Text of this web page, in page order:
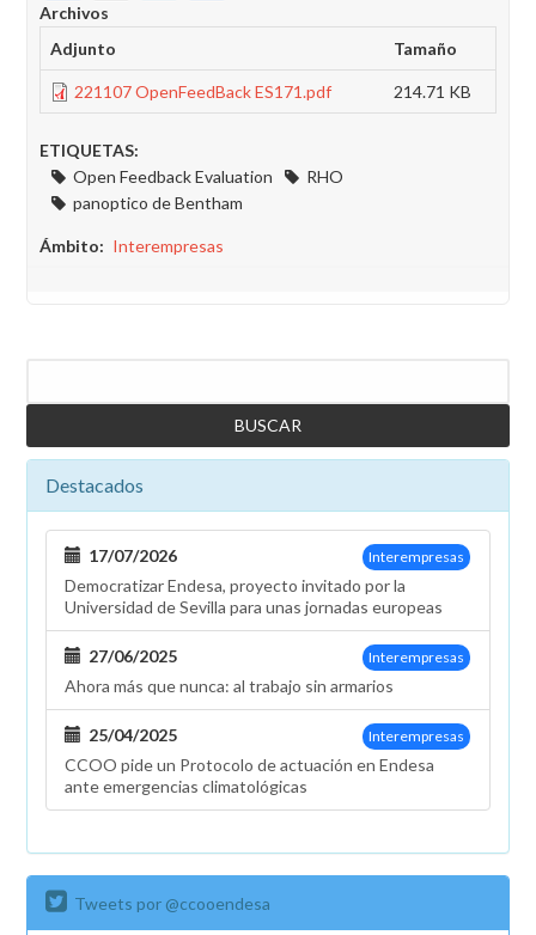
Archivos
Adjunto
Tamaño
221107 OpenFeedBack ES171.pdf 214.71 KB
ETIQUETAS:
Open Feedback Evaluation
RHO
panoptico de Bentham
Ámbito Interempresas
Destacados
Interempresas
17/07/2026
Democratizar Endesa, proyecto invitado por la
Universidad de Sevilla para unas jornadas europeas
Interempresas
27/06/2025
Ahora más que nunca: al trabajo sin armarios
Interempresas
25/04/2025
CCOO pide un Protocolo de actuación en Endesa
ante emergencias climatológicas
Tweets por @ccooendesa